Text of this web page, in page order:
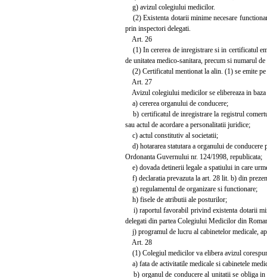
g) avizul colegiului medicilor.
(2) Existenta dotarii minime necesare
prin inspectori delegati.
Art. 26
(1) In cererea de inregistrare si in certificatul
de unitatea medico-sanitara, precum si numarul
(2) Certificatul mentionat la alin. (1) se emite
Art. 27
Avizul colegiului medicilor se elibereaza in
a) cererea organului de conducere;
b) certificatul de inregistrare la registrul
sau actul de acordare a personalitatii juridice;
c) actul constitutiv al societatii;
d) hotararea statutara a organului de
Ordonanta Guvernului nr. 124/1998, republicata;
e) dovada detinerii legale a spatiului in care
f) declaratia prevazuta la art. 28 lit. b) din
g) regulamentul de organizare si functionare;
h) fisele de atributii ale posturilor;
i) raportul favorabil privind existenta dotarii
delegati din partea Colegiului Medicilor din
j) programul de lucru al cabinetelor medicale,
Art. 28
(1) Colegiul medicilor va elibera avizul
a) fata de activitatile medicale si cabinetele
b) organul de conducere al unitatii se obliga in